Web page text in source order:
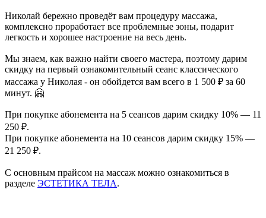
Николай бережно проведёт вам процедуру массажа,
комплексно проработает все проблемные зоны, подарит
легкость и хорошее настроение на весь день.
Мы знаем, как важно найти своего мастера, поэтому дарим
скидку на первый ознакомительный сеанс классического
массажа у Николая - он обойдется вам всего в 1 500 ₽ за 60
минут. 🤗
При покупке абонемента на 5 сеансов дарим скидку 10% — 11
250 ₽.
При покупке абонемента на 10 сеансов дарим скидку 15% —
21 250 ₽.
С основным прайсом на массаж можно ознакомиться в
разделе ЭСТЕТИКА ТЕЛА.